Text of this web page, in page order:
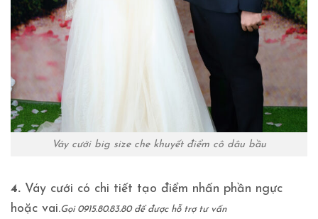
Váy cưới big size che khuyết điểm cô dâu bầu
4. Váy cưới có chi tiết tạo điểm nhấn phần ngực
hoặc vai.Gọi 0915.80.83.80 để được hỗ trợ tư vấn